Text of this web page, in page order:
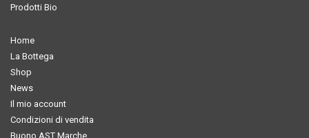
Prodotti Bio
Home
La Bottega
Shop
News
Il mio account
Condizioni di vendita
Buono AST Marche